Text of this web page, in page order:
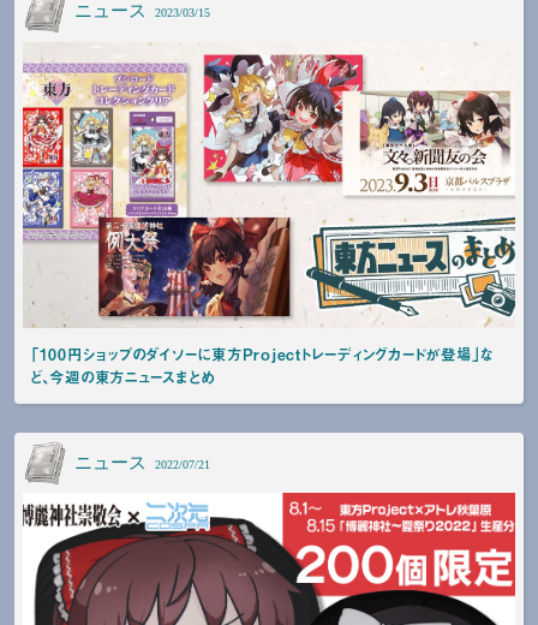
ニュース 2023/03/15
「100円ショップのダイソーに東方Projectトレーディングカードが登場」な
ど、今週の東方ニュースまとめ
ニュース 2022/07/21